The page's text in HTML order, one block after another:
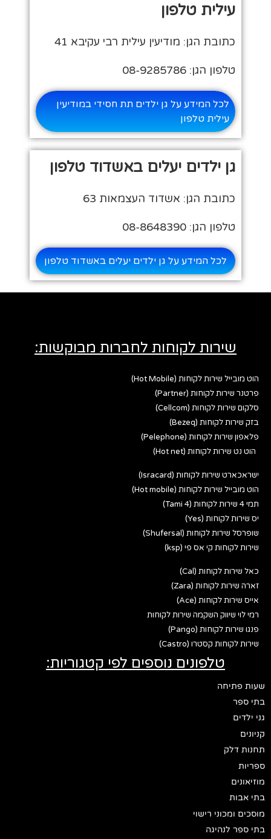
עילית טלפון
כתובת הגן: מודיעין עילית רבי עקיבא 41
טלפון הגן: 08-9285786
לכל המידע על גן ילדים תת חסידי במודיעין
עילית טלפון
גן ילדים יעלים באשדוד טלפון
כתובת הגן: אשדוד העצמאות 63
טלפון הגן: 08-8648390
לכל המידע על גן ילדים יעלים באשדוד טלפון
שירות לקוחות לחברות מבוקשות:
הוט מובייל שירות לקוחות (Hot Mobile)
פרטנר שירות לקוחות (Partner)
סלקום שירות לקוחות (Cellcom)
בזק שירות לקוחות (Bezeq)
פלאפון שירות לקוחות (Pelephone)
הוט נט שירות לקוחות (Hot net)
ישראכארט שירות לקוחות (Isracard)
הוט מובייל שירות לקוחות (Hot mobile)
תמי 4 שירות לקוחות (Tami 4)
יס שירות לקוחות (Yes)
שופרסל שירות לקוחות (Shufersal)
שירות לקוחות קי אס פי (ksp)
כאל שירות לקוחות (Cal)
זארה שירות לקוחות (Zara)
אייס שירות לקוחות (Ace)
רמי לוי שיווק השקמה שירות לקוחות
פנגו שירות לקוחות (Pango)
שירות לקוחות קסטרו (Castro)
טלפונים נוספים לפי קטגוריות:
שעות פתיחה
בתי ספר
גני ילדים
קניונים
תחנות דלק
ספריות
מוזיאונים
בתי אבות
מוסכים ומכוני רישוי
בתי ספר לנהיגה